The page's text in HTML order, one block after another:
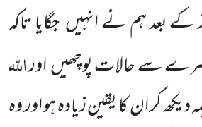
بعد ہم نے انہیںجگایا تاکہ
سے حالات پوچھیںاوراللّٰہ
کر ان کا یقین زیادہ ہو اور وہ